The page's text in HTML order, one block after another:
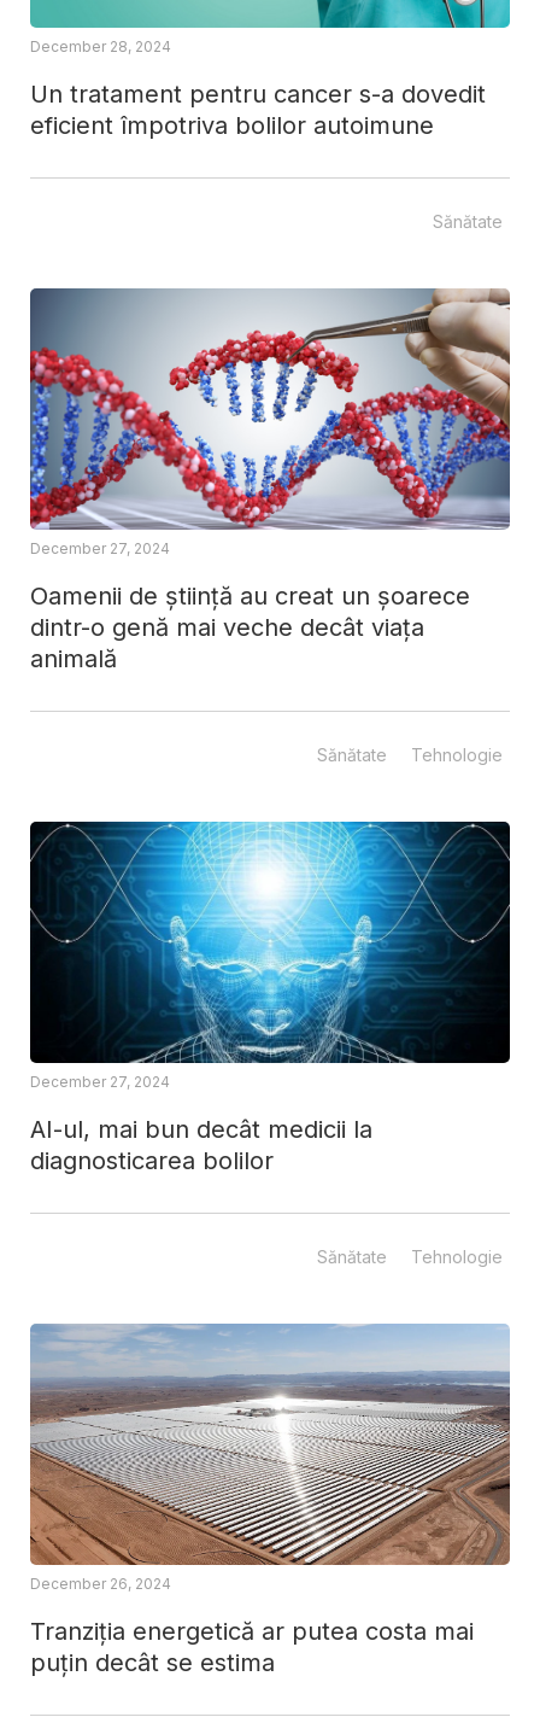
Un tratament pentru cancer s-a dovedit
eficient împotriva bolilor autoimune
December 28, 2024
Sănătate
Oamenii de știință au creat un șoarece
dintr-o genă mai veche decât viața
animală
December 27, 2024
Sănătate Tehnologie
AI-ul, mai bun decât medicii la
diagnosticarea bolilor
December 27, 2024
Sănătate Tehnologie
Tranziția energetică ar putea costa mai
puțin decât se estima
December 26, 2024